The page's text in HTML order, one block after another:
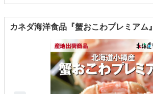
カネダ海洋食品『蟹おこわプレミアム』